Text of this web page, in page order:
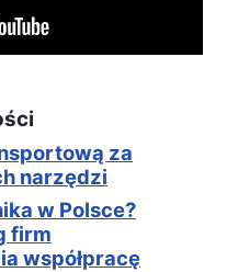
za
narzędzi
w Polsce?
firm
współpracę